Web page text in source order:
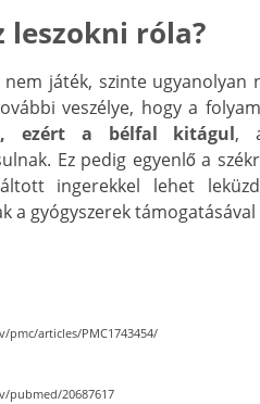
leszokni róla?
nem játék, szinte
veszélye, hogy a
ezért a bélfal kitágul,
Ez pedig egyenlő a
ingerekkel lehet
a gyógyszerek
articles/PMC1743454/
pubmed/20687617